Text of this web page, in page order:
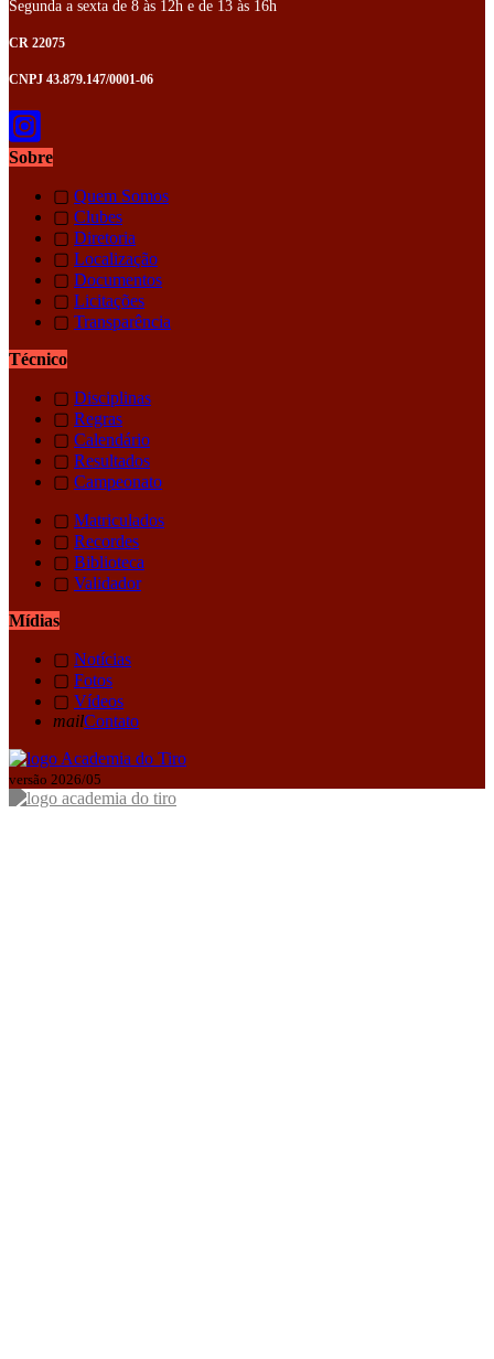
Segunda a sexta de 8 às 12h e de 13 às 16h
CR 22075
CNPJ 43.879.147/0001-06
Sobre
▢ Quem Somos
▢ Clubes
▢ Diretoria
▢ Localização
▢ Documentos
▢ Licitações
▢ Transparência
Técnico
▢ Disciplinas
▢ Regras
▢ Calendário
▢ Resultados
▢ Campeonato
▢ Matriculados
▢ Recordes
▢ Biblioteca
▢ Validador
Mídias
▢ Notícias
▢ Fotos
▢ Vídeos
mailContato
versão 2026/05